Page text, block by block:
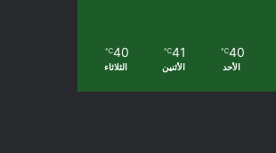
40
℃
الأحد
41
℃
الأثنين
40
℃
الثلاثاء